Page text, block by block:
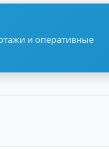
и оперативные